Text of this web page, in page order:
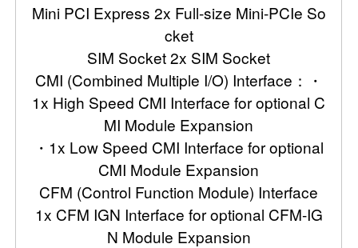
Mini PCI Express 2x Full-size Mini-PCIe So
cket
SIM Socket 2x SIM Socket
CMI (Combined Multiple I/O) Interface：・
1x High Speed CMI Interface for optional C
MI Module Expansion
・1x Low Speed CMI Interface for optional
CMI Module Expansion
CFM (Control Function Module) Interface
1x CFM IGN Interface for optional CFM-IG
N Module Expansion